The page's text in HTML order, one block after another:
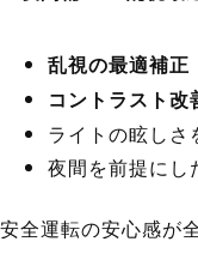
乱視の最適補正
コントラスト改
ライトの眩しさ
夜間を前提にし
安全運転の安心感が